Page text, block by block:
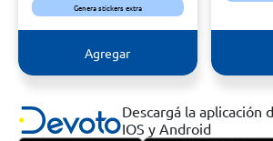
Genera stickers extra
Agregar
Descargá la aplicación
IOS y Android